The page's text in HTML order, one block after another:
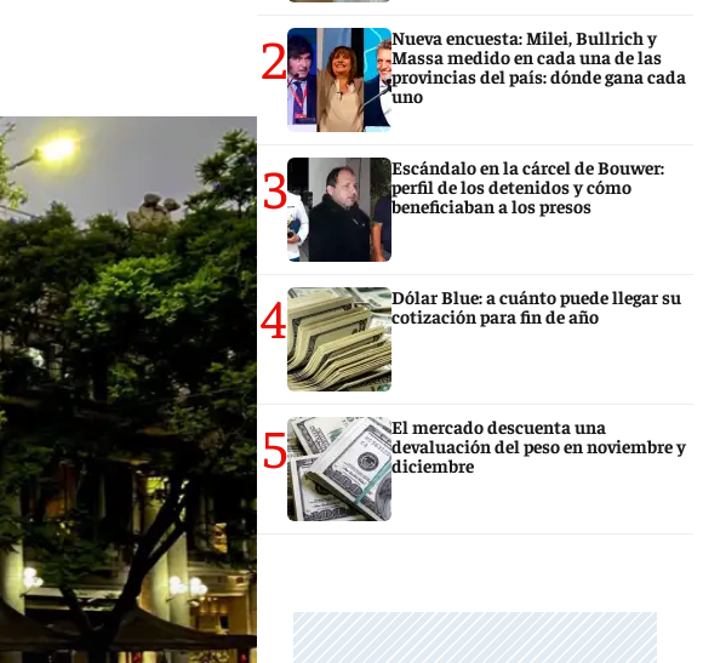
2
Nueva encuesta: Milei, Bullrich y
Massa medido en cada una de las
provincias del país: dónde gana cada
uno
3
Escándalo en la cárcel de Bouwer:
perfil de los detenidos y cómo
beneficiaban a los presos
4
Dólar Blue: a cuánto puede llegar su
cotización para fin de año
5
El mercado descuenta una
devaluación del peso en noviembre y
diciembre